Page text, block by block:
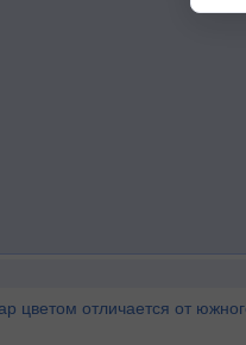
цветом отличается от